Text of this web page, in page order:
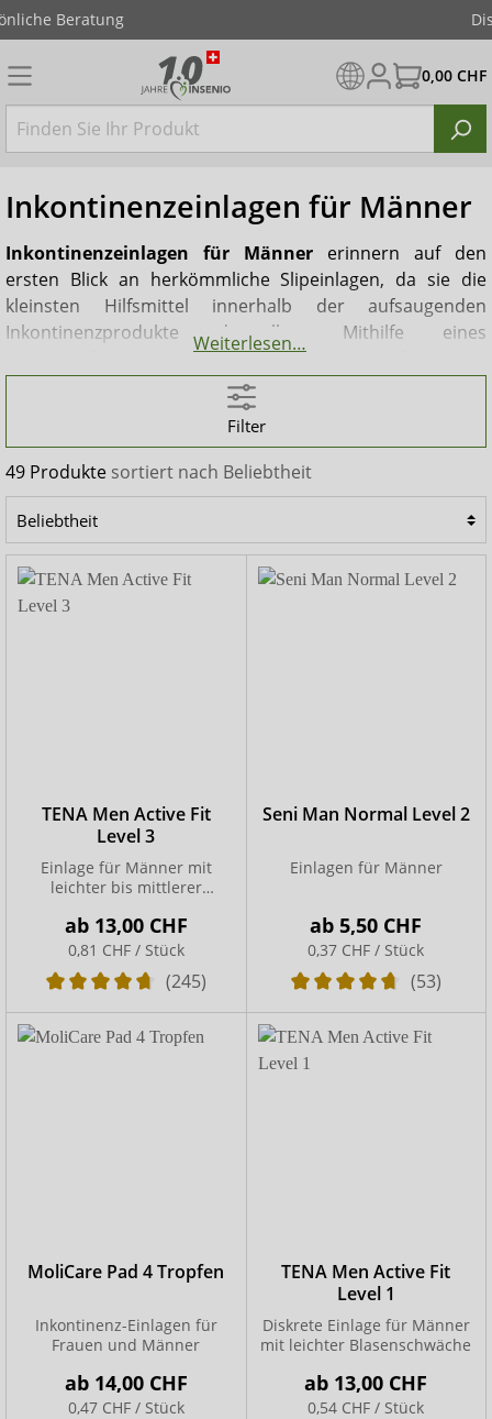
0,00 CHF
Inkontinenzeinlagen für Männer
Inkontinenzeinlagen für Männer erinnern auf den
ersten Blick an herkömmliche Slipeinlagen, da sie die
kleinsten Hilfsmittel innerhalb der aufsaugenden
Inkontinenzprodukte darstellen. Mithilfe eines
Klebestreifens an der Unterseite werden sie einfach in der
Unterwäsche fixiert. Im Gegensatz zu Vorlagen können
Inkontinenzeinlagen für Männer
Unterwäsche getragen werden, während Vorlagen eine
Fixier- oder Netzhose erfordern. Sie eignen sich zur
Versorgung von sehr leichter bis mittlerer
Harninkontinenz – von leichtem Tröpfeln bis hin zu
stärkeren Flüssigkeitsverlusten, etwa beim Lachen, Niesen
oder Husten. Die speziell für Männer entwickelten
Einlagen
Weiterlesen…
Filter
49 Produkte sortiert nach Beliebtheit
TENA Men Active Fit
Level 3
Einlage für Männer mit
leichter bis mittlerer
ab 13,00 CHF
0,81 CHF / Stück
(245)
Seni Man Normal Level 2
Einlagen für Männer
ab5,50 CHF
0,37 CHF / Stück
(53)
MoliCare Pad 4 Tropfen
Inkontinenz-Einlagen für
Frauen und Männer
ab 14,00 CHF
0,47 CHF / Stück
TENA Men Active Fit
Level 1
Diskrete Einlage für Männer
mit leichter Blasenschwäche
ab 13,00 CHF
0,54 CHF / Stück